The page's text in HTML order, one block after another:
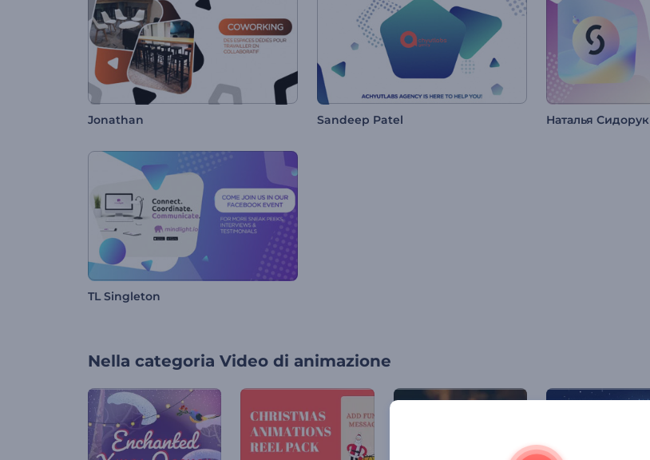
Jonathan Sandeep Patel Наталья Сидорук
TL Singleton
Nella categoria Video di animazione